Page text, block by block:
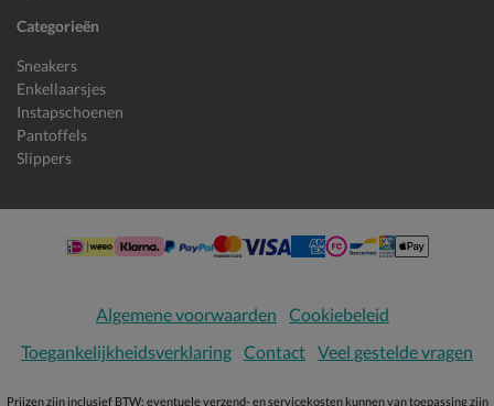
Categorieën
Sneakers
Enkellaarsjes
Instapschoenen
Pantoffels
Slippers
Algemene voorwaarden
Cookiebeleid
Toegankelijkheidsverklaring Contact Veel gestelde vragen
Prijzen zijn inclusief BTW; eventuele verzend- en servicekosten kunnen van toepassing zijn